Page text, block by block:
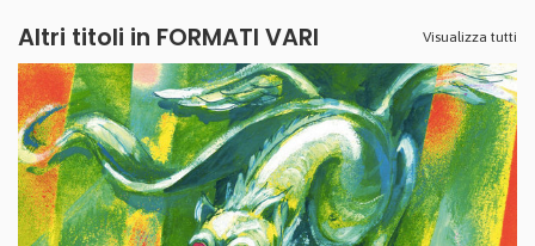
Altri titoli in FORMATI VARI Visualizza tutti